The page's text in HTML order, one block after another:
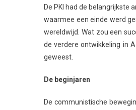
De PKI had de belangrijkste
waarmee een einde werd
wereldwijd. Wat zou een
de verdere ontwikkeling in
geweest.
De beginjaren
De communistische